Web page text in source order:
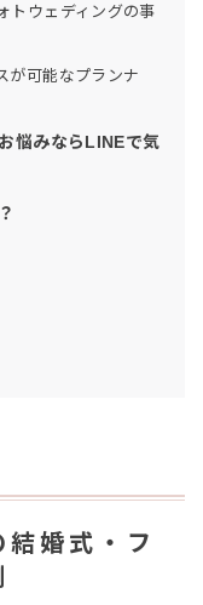
トウェディングの事
が可能なプランナ
悩みならLINEで気
婚式・フ